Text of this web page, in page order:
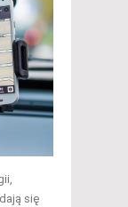
się